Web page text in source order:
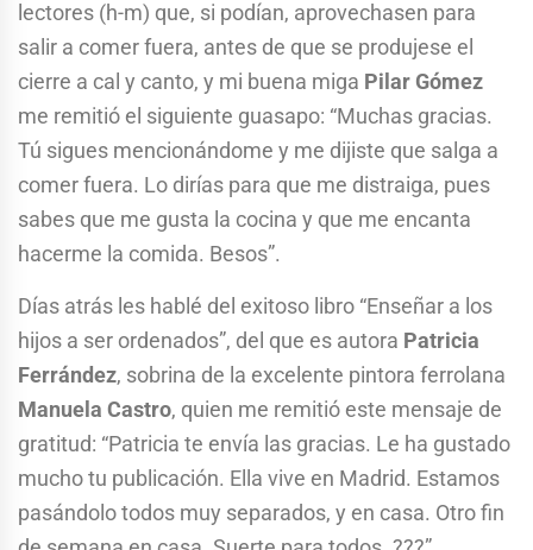
lectores (h-m) que, si podían, aprovechasen para
salir a comer fuera, antes de que se produjese el
cierre a cal y canto, y mi buena miga Pilar Gómez
me remitió el siguiente guasapo: “Muchas gracias.
Tú sigues mencionándome y me dijiste que salga a
comer fuera. Lo dirías para que me distraiga, pues
sabes que me gusta la cocina y que me encanta
hacerme la comida. Besos”.
Días atrás les hablé del exitoso libro “Enseñar a los
hijos a ser ordenados”, del que es autora Patricia
Ferrández, sobrina de la excelente pintora ferrolana
Manuela Castro, quien me remitió este mensaje de
gratitud: “Patricia te envía las gracias. Le ha gustado
mucho tu publicación. Ella vive en Madrid. Estamos
pasándolo todos muy separados, y en casa. Otro fin